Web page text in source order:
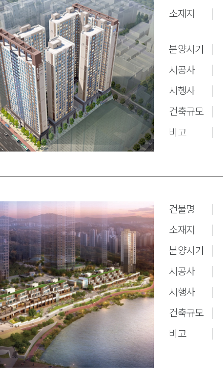
소재지
분양시기
시공사
시행사
건축규모
비고
건물명
소재지
분양시기
시공사
시행사
건축규모
비고